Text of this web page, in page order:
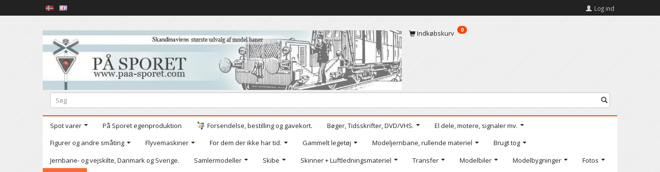
Log ind
Indkøbskurv 0
Spot varer På Sporet egenproduktion Forsendelse, bestilling og gavekort. Bøger, Tidsskrifter, DVD/VHS.
El dele, motere, signaler mv.
Figurer og andre småting
Flyvemaskiner For dem der ikke har tid. Gammelt legetøj Modeljernbane, rullende materiel
Brugt tog
Jernbane- og vejskilte, Danmark og Sverige.
Samlermodeller Skibe Skinner + Luftledningsmateriel Transfer Modelbiler Modelbygninger
Fotos